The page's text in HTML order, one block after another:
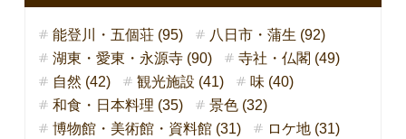
能登川・五個荘 (95)
八日市・蒲生 (92)
湖東・愛東・永源寺 (90)
寺社・仏閣 (49)
自然 (42)
観光施設 (41)
味 (40)
和食・日本料理 (35)
景色 (32)
博物館・美術館・資料館 (31)
ロケ地 (31)